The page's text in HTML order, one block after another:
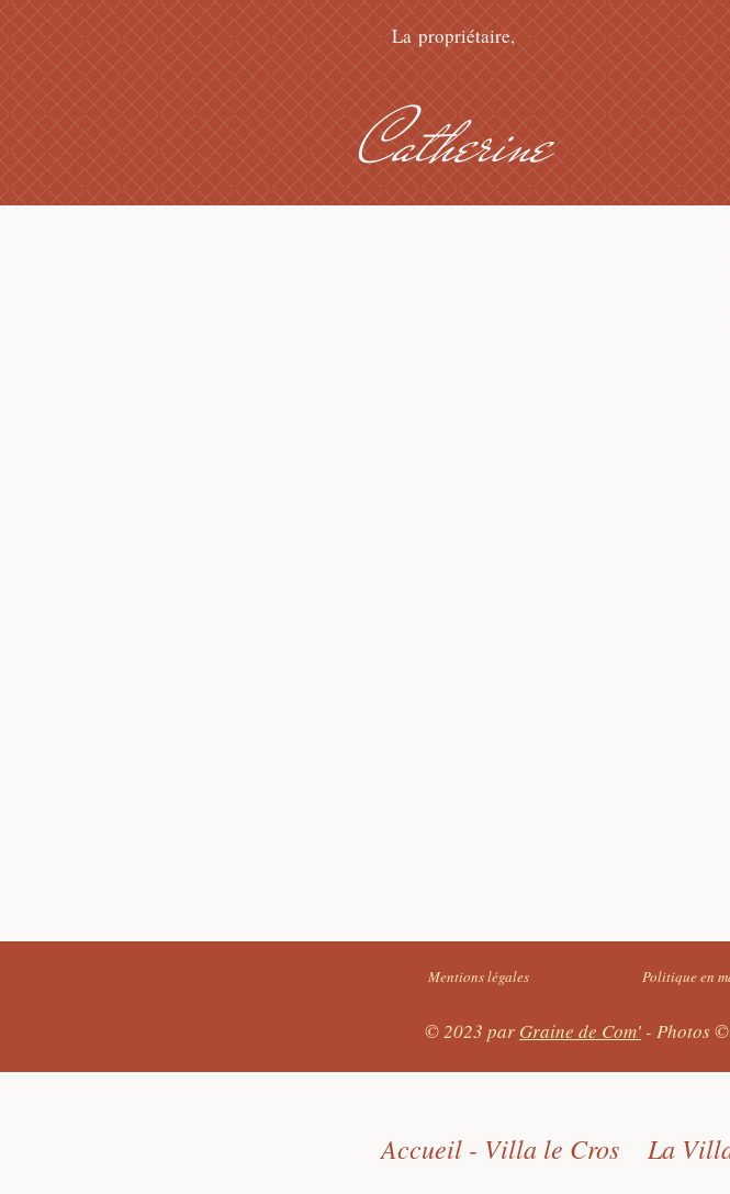
Catherine
La propriétaire,
Mentions légales Politique en
© 2023 par Graine de Com' - Photos
Accueil - Villa le Cros La